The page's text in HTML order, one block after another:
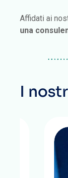
Affidati ai
una
I